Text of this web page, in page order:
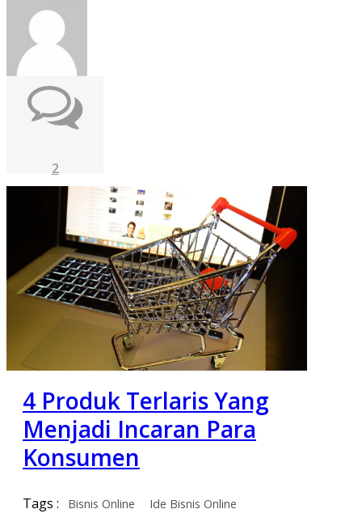
2
4 Produk Terlaris Yang
Menjadi Incaran Para
Konsumen
Tags : Bisnis Online Ide Bisnis Online